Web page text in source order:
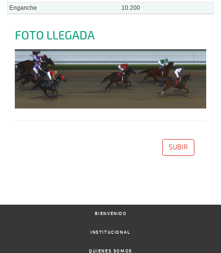
Enganche
10.200
FOTO LLEGADA
SUBIR
BIENVENIDO
INSTITUCIONAL
QUIENES SOMOS